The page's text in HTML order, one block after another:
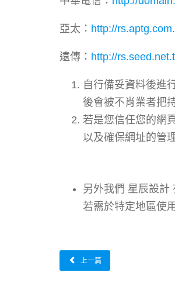
亞太： http://
遠傳： http://
自行備妥資料後進
後會被不肖業者把
若是您信任您的網
以及確保網址的管
另外我們 星辰設計
若需於特定地區使
上一篇